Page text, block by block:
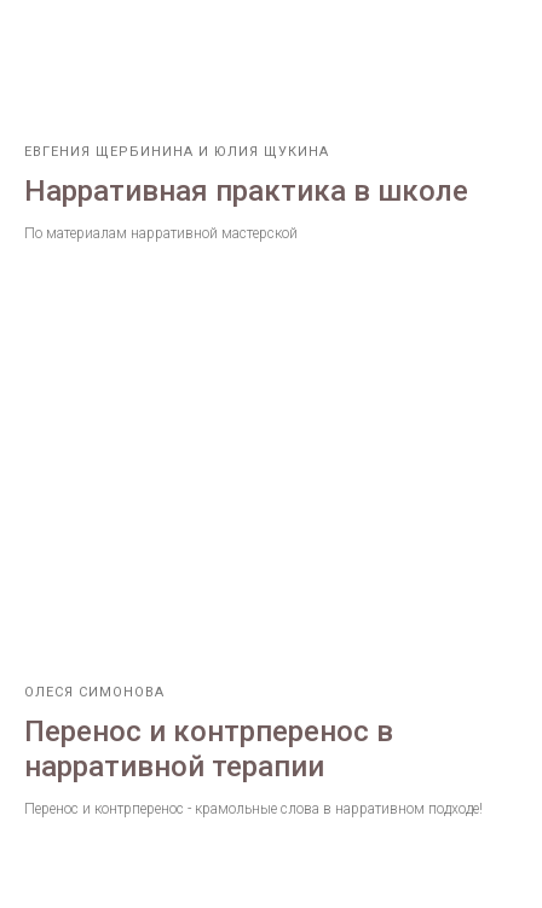
ЕВГЕНИЯ ЩЕРБИНИНА И ЮЛИЯ ЩУКИНА
Нарративная практика в школе
По материалам нарративной мастерской
ОЛЕСЯ СИМОНОВА
Перенос и контрперенос в
нарративной терапии
Перенос и контрперенос - крамольные слова в нарративном подходе!